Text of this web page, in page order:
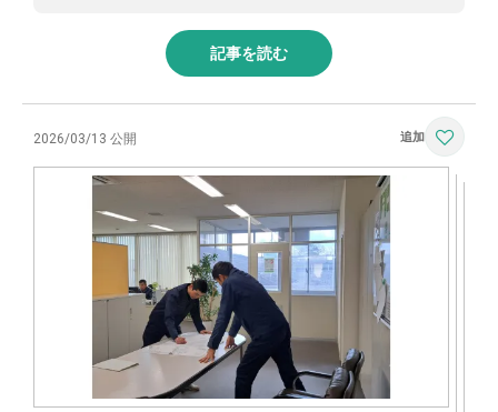
記事を読む
2026/03/13 公開